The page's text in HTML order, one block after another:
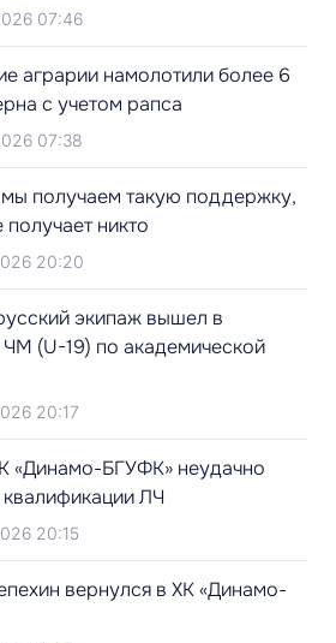
07:46
аграрии намолотили более 6
с учетом рапса
07:38
получаем такую поддержку,
никто
20:20
экипаж вышел в
(U-19) по академической
20:17
«Динамо-БГУФК» неудачно
ЛЧ
20:15
вернулся в ХК «Динамо-